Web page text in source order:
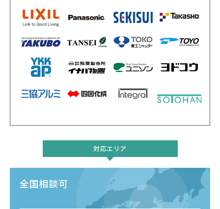
対応エリア
全国相談可